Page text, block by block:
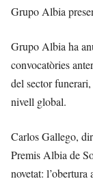
Grupo Albia
Grupo Albia ha
convocatòries
del sector
nivell global.
Carlos Gallego,
Premis Albia de
novetat: